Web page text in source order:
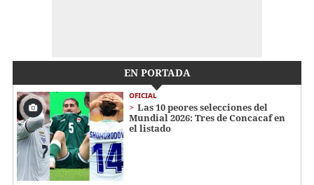
EN PORTADA
OFICIAL
Las 10 peores selecciones del
Mundial 2026: Tres de Concacaf en
el listado